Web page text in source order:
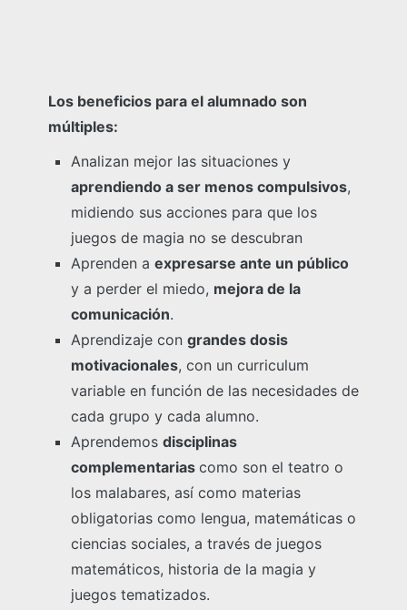
Los beneficios para el alumnado son
múltiples:
Analizan mejor las situaciones y
aprendiendo a ser menos compulsivos,
midiendo sus acciones para que los
juegos de magia no se descubran
Aprenden aexpresarse ante un público
y a perder el miedo, mejora de la
comunicación.
Aprendizaje congrandes dosis
motivacionales, con un curriculum
variable en función de las necesidades de
cada grupo y cada alumno.
Aprendemosdisciplinas
complementariascomo son el teatro o
los malabares, así como materias
obligatorias como lengua, matemáticas o
ciencias sociales, a través de juegos
matemáticos, historia de la magia y
juegos tematizados.